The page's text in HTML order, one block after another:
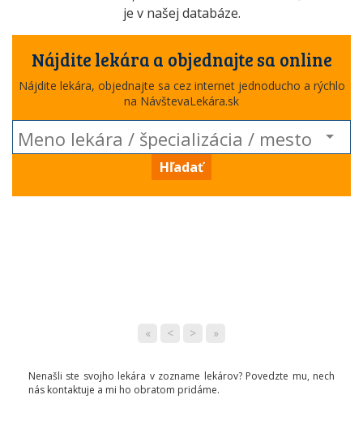
je v našej databáze.
Nájdite lekára a objednajte sa online
Nájdite lekára, objednajte sa cez internet jednoducho a rýchlo
na NávštevaLekára.sk
Hľadať
« < > »
Nenašli ste svojho lekára v zozname lekárov? Povedzte mu, nech
nás kontaktuje a mi ho obratom pridáme.